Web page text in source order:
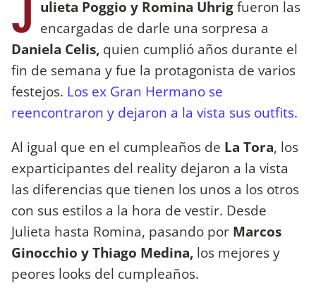
J ulieta Poggio y Romina Uhrigfueron las
encargadas de darle una sorpresa a
Daniela Celis, quien cumplió años durante el
fin de semana y fue la protagonista de varios
festejos. Los ex Gran Hermano se
reencontraron y dejaron a la vista sus outfits.
Al igual que en el cumpleaños de La Tora, los
exparticipantes del reality dejaron a la vista
las diferencias que tienen los unos a los otros
con sus estilos a la hora de vestir. Desde
Julieta hasta Romina, pasando por Marcos
Ginocchio y Thiago Medina, los mejores y
peores looks del cumpleaños.